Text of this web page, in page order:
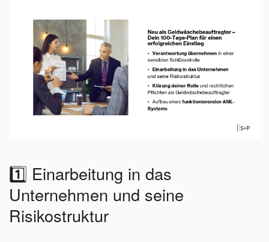
1️⃣ Einarbeitung in das
Unternehmen und seine
Risikostruktur